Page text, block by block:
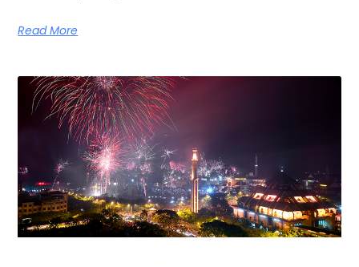
Read More